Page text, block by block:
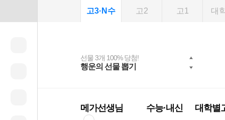
고3·N수 고2 고1 대
선물 3개 100% 당첨!
행운의 선물 뽑기
선물 100% 증정!
메가스터디 X 올리
여름방학 스터디 캐시
백
2027 러셀 단과
강사 공개선발
스마트러닝앱
설문 EVENT
메가패스
3일 무료 체험권
메가패스 수강생 무료
혜택!
사회공헌 캠페인
희망이룸 메가나눔
메가선생님 수능·내신 대학별